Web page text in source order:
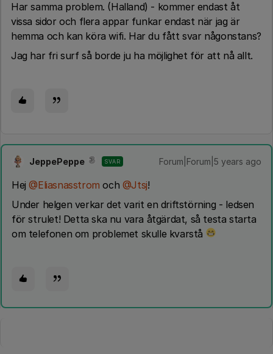
Har samma problem. (Halland) - kommer endast åt
vissa sidor och flera appar funkar endast när jag är
hemma och kan köra wifi. Har du fått svar någonstans?
Jag har fri surf så borde ju ha möjlighet för att nå allt.
JeppePeppe SVAR Forum|Forum|5 years ago
Hej@Eliasnasstrom och @Jtsj!
Under helgen verkar det varit en driftstörning - ledsen
för strulet! Detta ska nu vara åtgärdat, så testa starta
om telefonen om problemet skulle kvarstå